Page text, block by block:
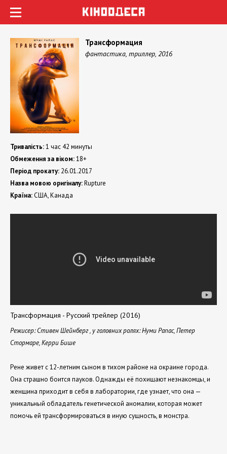
Трансформация
фантастика, триллер, 2016
Тривалість:1 час 42 минуты
Обмеження за віком:18+
Період прокату: 26.01.2017
Назва мовою оригіналу:Rupture
Країна:США, Канада
Трансформация - Русский трейлер (2016)
Режисер: Стивен Шейнберг , у головних ролях: Нуми Рапас, Петер
Стормаре, Керри Бише
Рене живет с 12-летним сыном в тихом районе на окраине города.
Она страшно боится пауков. Однажды её похищают незнакомцы, и
женщина приходит в себя в лаборатории, где узнает, что она —
уникальный обладатель генетической аномалии, которая может
помочь ей трансформироваться в иную сущность, в монстра.